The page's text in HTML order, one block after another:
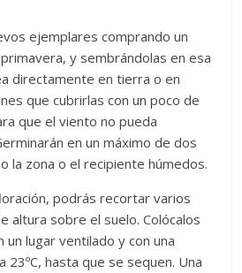
ejemplares comprando un
y sembrándolas en esa
directamente en tierra o en
que cubrirlas con un poco de
que el viento no pueda
en un máximo de dos
la zona o el recipiente húmedos.
podrás recortar varios
altura sobre el suelo. Colócalos
un lugar ventilado y con una
hasta que se sequen. Una